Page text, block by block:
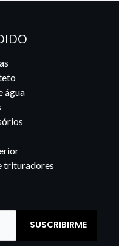
água
trituradores